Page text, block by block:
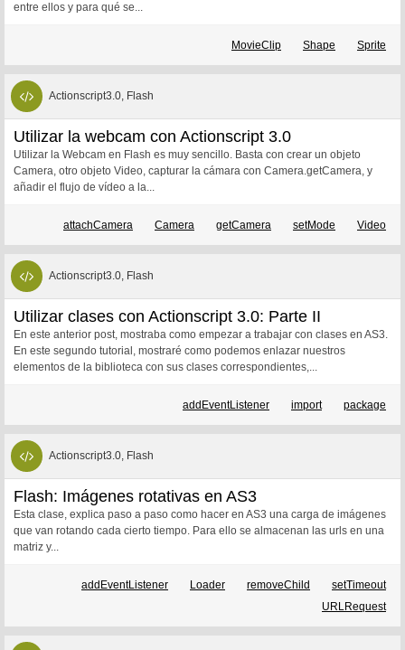
entre ellos y para qué se...
MovieClip Shape Sprite
Actionscript3.0, Flash
Utilizar la webcam con Actionscript 3.0
Utilizar la Webcam en Flash es muy sencillo. Basta con crear un objeto
Camera, otro objeto Video, capturar la cámara con Camera.getCamera, y
añadir el flujo de vídeo a la...
attachCamera Camera getCamera setMode Video
Actionscript3.0, Flash
Utilizar clases con Actionscript 3.0: Parte II
En este anterior post, mostraba como empezar a trabajar con clases en AS3.
En este segundo tutorial, mostraré como podemos enlazar nuestros
elementos de la biblioteca con sus clases correspondientes,...
addEventListener import package
Actionscript3.0, Flash
Flash: Imágenes rotativas en AS3
Esta clase, explica paso a paso como hacer en AS3 una carga de imágenes
que van rotando cada cierto tiempo. Para ello se almacenan las urls en una
matriz y...
addEventListener Loader removeChild
setTimeout
URLRequest